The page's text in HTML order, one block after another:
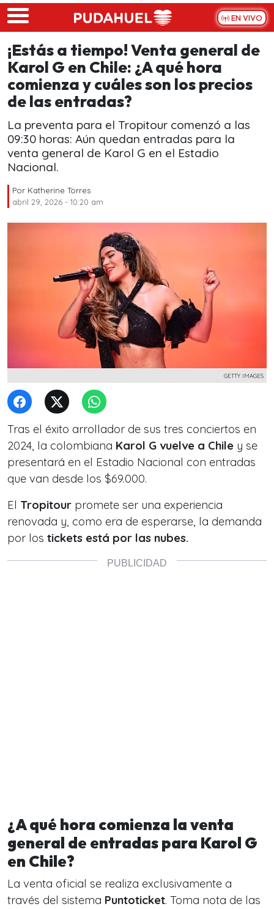
Skip to main content
EN VIVO
¡Estás a tiempo! Venta general de
Karol G en Chile: ¿A qué hora
comienza y cuáles son los precios
de las entradas?
La preventa para el Tropitour comenzó a las
09:30 horas: Aún quedan entradas para la
venta general de Karol G en el Estadio
Nacional.
Por Katherine Torres
abril 29, 2026 - 10:20 am
GETTY IMAGES
Tras el éxito arrollador de sus tres conciertos en
2024, la colombiana Karol G vuelve a Chile y se
presentará en el Estadio Nacional con entradas
que van desde los $69.000.
El Tropitour promete ser una experiencia
renovada y, como era de esperarse, la demanda
por los tickets está por las nubes.
¿A qué hora comienza la venta
general de entradas para Karol G
en Chile?
La venta oficial se realiza exclusivamente a
través del sistema Puntoticket. Toma nota de las